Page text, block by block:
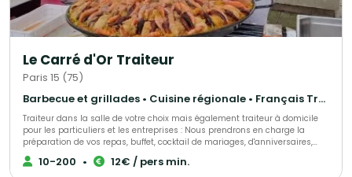
Le Carré d'Or Traiteur
Paris 15 (75)
Barbecue et grillades • Cuisine régionale • Français Traditionnel
Traiteur dans la salle de votre choix mais également traiteur à domicile
pour les particuliers et les entreprises : Nous prendrons en charge la
préparation de vos repas, buffet, cocktail de mariages, d'anniversaires,
d'entrepises, ou simplement une livraison de votre met à domicile, sur
votre lieu de travail ou de votre choix. Nous sélectionnons nos produits
10-200 • 12€ / pers min.